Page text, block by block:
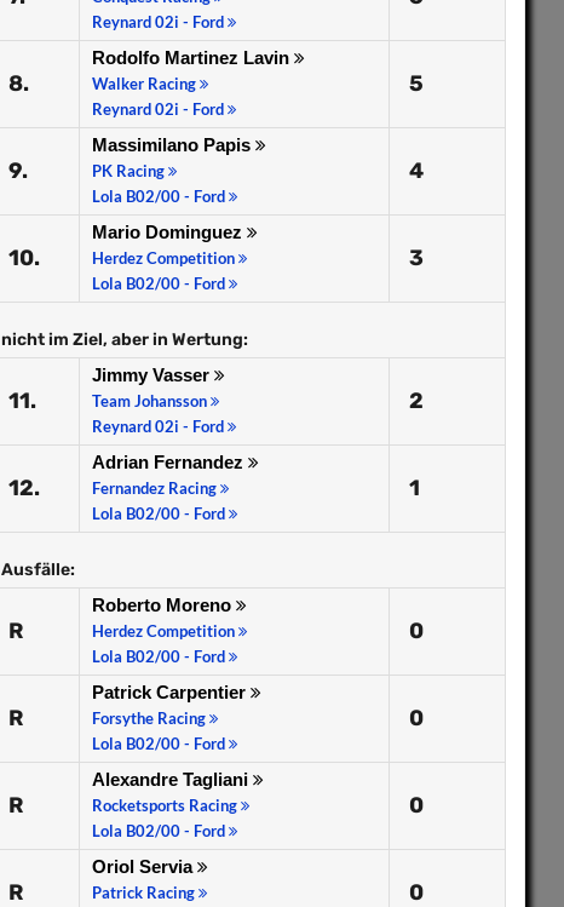
Reynard 02i - Ford
8.
Rodolfo Martinez Lavin
Walker Racing
Reynard 02i - Ford
5
9.
Massimilano Papis
PK Racing
Lola B02/00 - Ford
4
10.
Mario Dominguez
Herdez Competition
Lola B02/00 - Ford
3
nicht im Ziel, aber in Wertung:
11.
Jimmy Vasser
Team Johansson
Reynard 02i - Ford
2
12.
Adrian Fernandez
Fernandez Racing
Lola B02/00 - Ford
1
Ausfälle:
R
Roberto Moreno
Herdez Competition
Lola B02/00 - Ford
0
R
Patrick Carpentier
Forsythe Racing
Lola B02/00 - Ford
0
R
Alexandre Tagliani
Rocketsports Racing
Lola B02/00 - Ford
0
R
Oriol Servia
Patrick Racing
0